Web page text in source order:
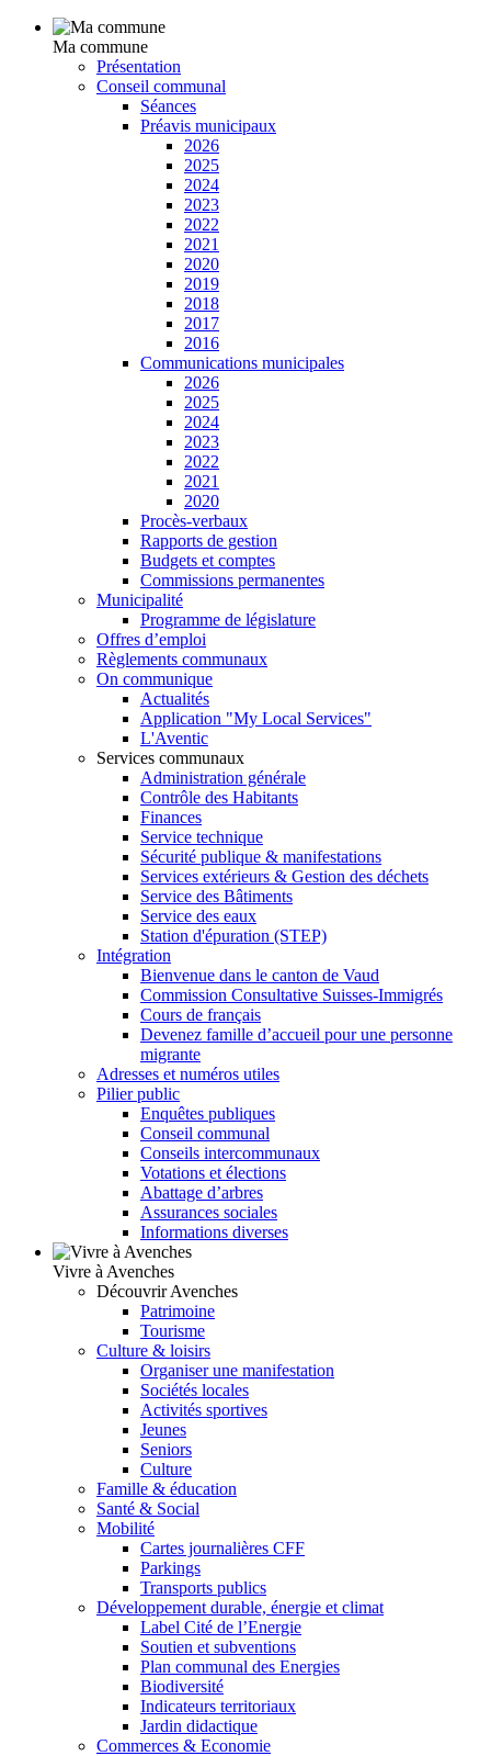
Ma commune
Présentation
Conseil communal
Séances
Préavis municipaux
2026
2025
2024
2023
2022
2021
2020
2019
2018
2017
2016
Communications municipales
2026
2025
2024
2023
2022
2021
2020
Procès-verbaux
Rapports de gestion
Budgets et comptes
Commissions permanentes
Municipalité
Programme de législature
Offres d’emploi
Règlements communaux
On communique
Actualités
Application "My Local Services"
L'Aventic
Services communaux
Administration générale
Contrôle des Habitants
Finances
Service technique
Sécurité publique & manifestations
Services extérieurs & Gestion des déchets
Service des Bâtiments
Service des eaux
Station d'épuration (STEP)
Intégration
Bienvenue dans le canton de Vaud
Commission Consultative Suisses-Immigrés
Cours de français
Devenez famille d’accueil pour une personne
migrante
Adresses et numéros utiles
Pilier public
Enquêtes publiques
Conseil communal
Conseils intercommunaux
Votations et élections
Abattage d’arbres
Assurances sociales
Informations diverses
Vivre à Avenches
Découvrir Avenches
Patrimoine
Tourisme
Culture & loisirs
Organiser une manifestation
Sociétés locales
Activités sportives
Jeunes
Seniors
Culture
Famille & éducation
Santé & Social
Mobilité
Cartes journalières CFF
Parkings
Transports publics
Développement durable, énergie et climat
Label Cité de l’Energie
Soutien et subventions
Plan communal des Energies
Biodiversité
Indicateurs territoriaux
Jardin didactique
Commerces & Economie